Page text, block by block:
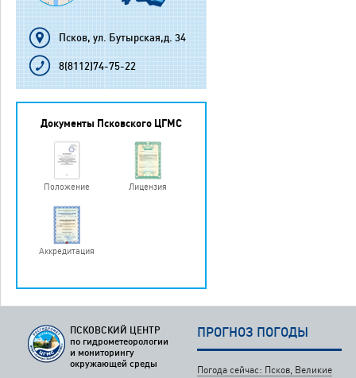
Псков, ул. Бутырская,д. 34
8(8112)74-75-22
Документы Псковского ЦГМС
Положение Лицензия
Аккредитация
ПСКОВСКИЙ ЦЕНТР
по гидрометеорологии
и мониторингу
окружающей среды
ПРОГНОЗ ПОГОДЫ
Погода сейчас: Псков, Великие